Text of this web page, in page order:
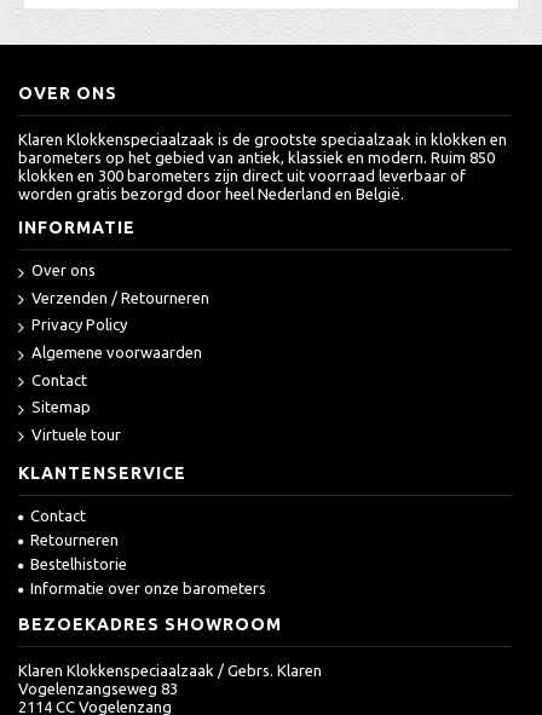
OVER ONS
Klaren Klokkenspeciaalzaak is de grootste speciaalzaak in klokken en
barometers op het gebied van antiek, klassiek en modern. Ruim 850
klokken en 300 barometers zijn direct uit voorraad leverbaar of
worden gratis bezorgd door heel Nederland en België.
INFORMATIE
Over ons
Verzenden / Retourneren
Privacy Policy
Algemene voorwaarden
Contact
Sitemap
Virtuele tour
KLANTENSERVICE
Contact
Retourneren
Bestelhistorie
Informatie over onze barometers
BEZOEKADRES SHOWROOM
Klaren Klokkenspeciaalzaak / Gebrs. Klaren
Vogelenzangseweg 83
2114 CC Vogelenzang